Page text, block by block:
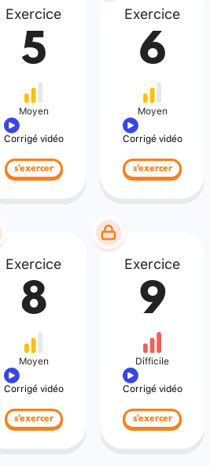
Exercice
5
Moyen
Corrigé vidéo
s'exercer
Exercice
6
Moyen
Corrigé vidéo
s'exercer
Exercice
8
Moyen
Corrigé vidéo
s'exercer
Exercice
9
Difficile
Corrigé vidéo
s'exercer